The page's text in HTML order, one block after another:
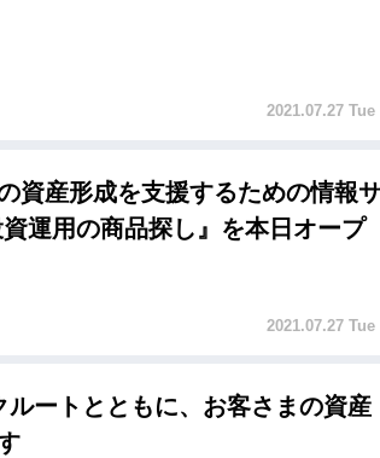
2021.07.27 Tue
資産形成を支援するための情報
運用の商品探し』を本日オープ
2021.07.27 Tue
ートとともに、お客さまの資産